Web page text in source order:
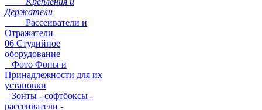
Держатели
Рассеиватели и
Отражатели
06 Студийное
оборудование
Фото Фоны и
Принадлежности для их
установки
Зонты - софтбоксы -
рассеиватели -